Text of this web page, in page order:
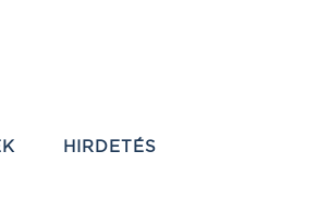
HIRDETÉS